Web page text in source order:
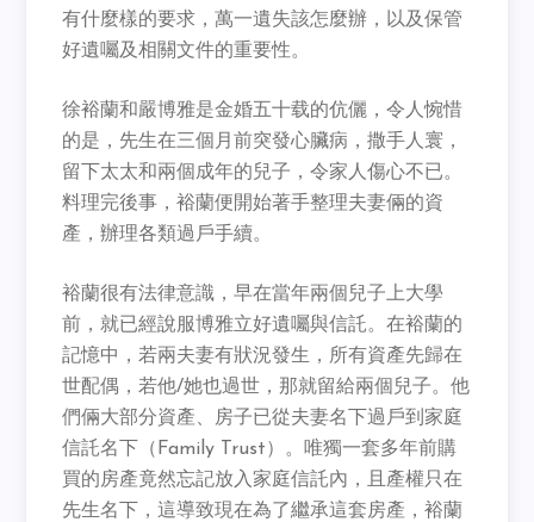
有什麼樣的要求，萬一遺失該怎麼辦，以及保管
好遺囑及相關文件的重要性。
徐裕蘭和嚴博雅是金婚五十载的伉儷，令人惋惜
的是，先生在三個月前突發心臟病，撒手人寰，
留下太太和兩個成年的兒子，令家人傷心不已。
料理完後事，裕蘭便開始著手整理夫妻倆的資
產，辦理各類過戶手續。
裕蘭很有法律意識，早在當年兩個兒子上大學
前，就已經說服博雅立好遺囑與信託。在裕蘭的
記憶中，若兩夫妻有狀況發生，所有資產先歸在
世配偶，若他/她也過世，那就留給兩個兒子。他
們倆大部分資產、房子已從夫妻名下過戶到家庭
信託名下（Family Trust）。唯獨一套多年前購
買的房產竟然忘記放入家庭信託內，且產權只在
先生名下，這導致現在為了繼承這套房產，裕蘭